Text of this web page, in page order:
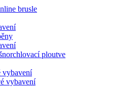
brusle
ploutve
vybavení
vybavení